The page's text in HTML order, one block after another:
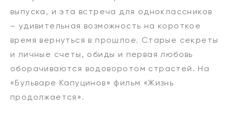
выпуска, и эта встреча для одноклассников
– удивительная возможность на короткое
время вернуться в прошлое. Старые секреты
и личные счеты, обиды и первая любовь
оборачиваются водоворотом страстей. На
«Бульваре Капуцинов» фильм «Жизнь
продолжается».